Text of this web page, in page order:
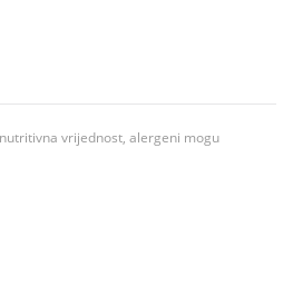
vrijednost, alergeni mogu